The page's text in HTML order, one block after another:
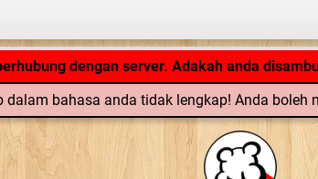
dengan server. Adakah anda
Aplikasi tengah loading... ...
dalam bahasa anda tidak lengkap! Anda boleh